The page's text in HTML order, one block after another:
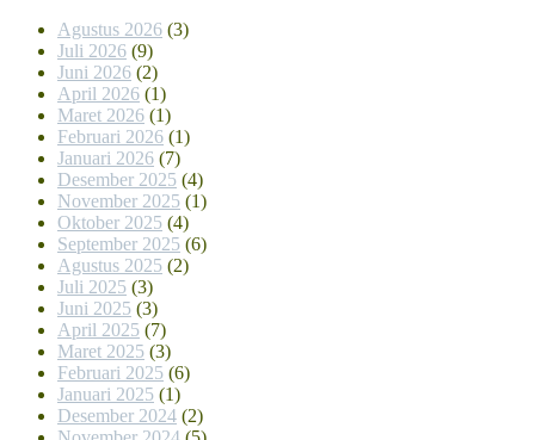
Agustus 2026 (3)
Juli 2026 (9)
Juni 2026 (2)
April 2026 (1)
Maret 2026 (1)
Februari 2026 (1)
Januari 2026 (7)
Desember 2025 (4)
November 2025 (1)
Oktober 2025 (4)
September 2025 (6)
Agustus 2025 (2)
Juli 2025 (3)
Juni 2025 (3)
April 2025 (7)
Maret 2025 (3)
Februari 2025 (6)
Januari 2025 (1)
Desember 2024 (2)